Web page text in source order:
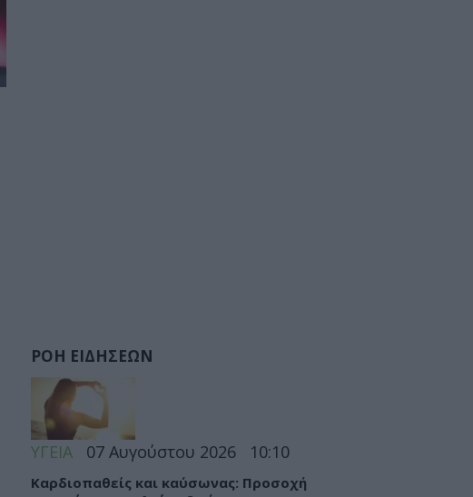
ΡΟΗ ΕΙΔΗΣΕΩΝ
ΥΓΕΙΑ 07 Αυγούστου 2026 10:10
Καρδιοπαθείς και καύσωνας: Προσοχή